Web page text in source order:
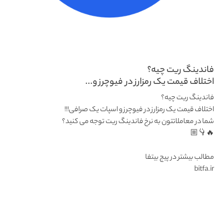
فاندینگ ریت چیه؟
اختلاف قیمت یک رمزارز در فیوچرز و...
فاندینگ ریت چیه؟
اختلاف قیمت یک رمزارز در فیوچرز و اسپات یک صرافی!!!
شما در معاملاتتون به نرخ فاندینگ ریت توجه می کنید؟
🔥👇🏼
مطالب بیشتر در پیج بیتفا
bitfa.ir